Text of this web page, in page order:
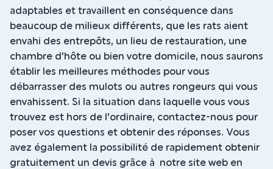
adaptables et travaillent en conséquence dans
beaucoup de milieux différents, que les rats aient
envahi des entrepôts, un lieu de restauration, une
chambre d'hôte ou bien votre domicile, nous saurons
établir les meilleures méthodes pour vous
débarrasser des mulots ou autres rongeurs qui vous
envahissent. Si la situation dans laquelle vous vous
trouvez est hors de l'ordinaire, contactez-nous pour
poser vos questions et obtenir des réponses. Vous
avez également la possibilité de rapidement obtenir
gratuitement un devis grâce à notre site web en